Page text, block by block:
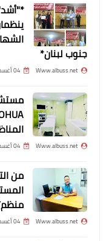
صحة
وحدة
الهمشري
الجهوزية
جنوب لبنان*
Www.albuss.net 04 أغسطس 2026
Www.albuss.net 04 أغسطس 2026
من
Www.albuss.net 04 أغسطس 2026